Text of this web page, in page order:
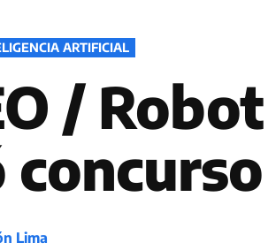
ARTIFICIAL
/
Lima